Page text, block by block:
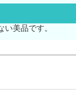
美品です。